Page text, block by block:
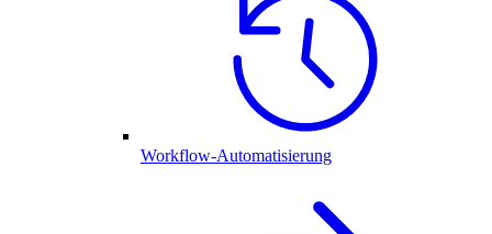
Workflow-Automatisierung